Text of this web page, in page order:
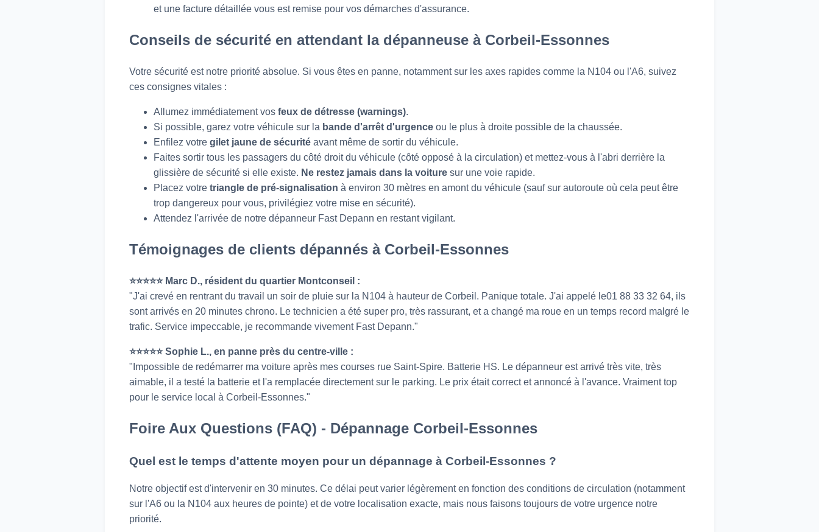
et une facture détaillée vous est remise pour vos démarches d'assurance.
Conseils de sécurité en attendant la dépanneuse à Corbeil-Essonnes
Votre sécurité est notre priorité absolue. Si vous êtes en panne, notamment sur les axes rapides comme la N104 ou l'A6, suivez
ces consignes vitales :
Allumez immédiatement vos feux de détresse (warnings).
Si possible, garez votre véhicule sur la bande d'arrêt d'urgence ou le plus à droite possible de la chaussée.
Enfilez votre gilet jaune de sécurité avant même de sortir du véhicule.
Faites sortir tous les passagers du côté droit du véhicule (côté opposé à la circulation) et mettez-vous à l'abri derrière la
glissière de sécurité si elle existe. Ne restez jamais dans la voiture sur une voie rapide.
Placez votre triangle de pré-signalisation à environ 30 mètres en amont du véhicule (sauf sur autoroute où cela peut être
trop dangereux pour vous, privilégiez votre mise en sécurité).
Attendez l'arrivée de notre dépanneur Fast Depann en restant vigilant.
Témoignages de clients dépannés à Corbeil-Essonnes
⭐️⭐️⭐️⭐️⭐️ Marc D., résident du quartier Montconseil :
"J'ai crevé en rentrant du travail un soir de pluie sur la N104 à hauteur de Corbeil. Panique totale. J'ai appelé le01 88 33 32 64, ils
sont arrivés en 20 minutes chrono. Le technicien a été super pro, très rassurant, et a changé ma roue en un temps record malgré le
trafic. Service impeccable, je recommande vivement Fast Depann."
⭐️⭐️⭐️⭐️⭐️ Sophie L., en panne près du centre-ville :
"Impossible de redémarrer ma voiture après mes courses rue Saint-Spire. Batterie HS. Le dépanneur est arrivé très vite, très
aimable, il a testé la batterie et l'a remplacée directement sur le parking. Le prix était correct et annoncé à l'avance. Vraiment top
pour le service local à Corbeil-Essonnes."
Foire Aux Questions (FAQ) - Dépannage Corbeil-Essonnes
Quel est le temps d'attente moyen pour un dépannage à Corbeil-Essonnes ?
Notre objectif est d'intervenir en 30 minutes. Ce délai peut varier légèrement en fonction des conditions de circulation (notamment
sur l'A6 ou la N104 aux heures de pointe) et de votre localisation exacte, mais nous faisons toujours de votre urgence notre
priorité.